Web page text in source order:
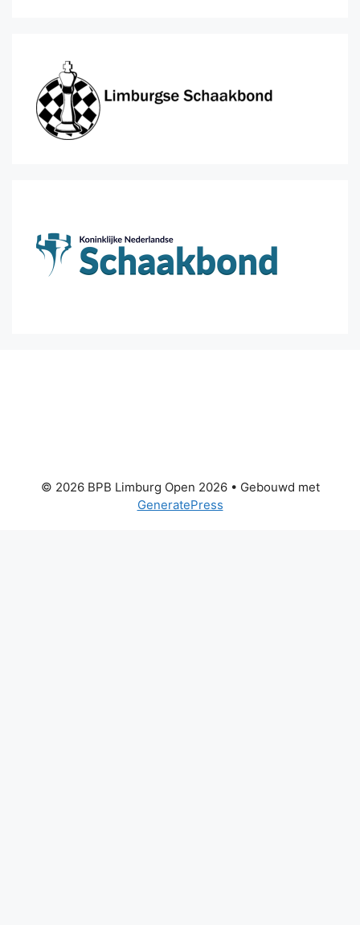
© 2026 BPB Limburg Open 2026• Gebouwd met
GeneratePress